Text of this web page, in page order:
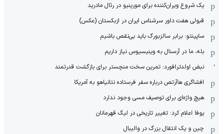
یک شروع ویران‌کننده برای مورینیو در رئال مادرید
قبولی هفت داور سرشناس ایران در ازبکستان (عکس)
ساپینتو: برابر سالزبورگ باید بی‌نقص باشیم
بله، ما در آرسنال به وینیسیوس نیاز داریم
نبض اولدترافورد؛ تمرین سخت منچستر برای بازگشت قدرتمند
افشاگری هاآرتص درباره سفر فرستاده نتانیاهو به آمریکا
هیچ واژه‌ای برای توصیف مسی وجود ندارد
یوفا اعلام کرد: تغییر تاریخی در لیگ قهرمانان
چین و یک انتقال بزرگ در والیبال